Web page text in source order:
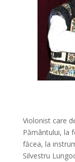
Violonist care
Pământului, la
făcea, la
Silvestru